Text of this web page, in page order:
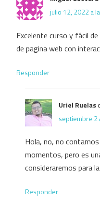
julio 12, 2022 a
Excelente curso y fácil
de pagina web con
Responder
Uriel Ruelas
septiembre
Hola, no, no
momentos, pero es
consideraremos para
Responder